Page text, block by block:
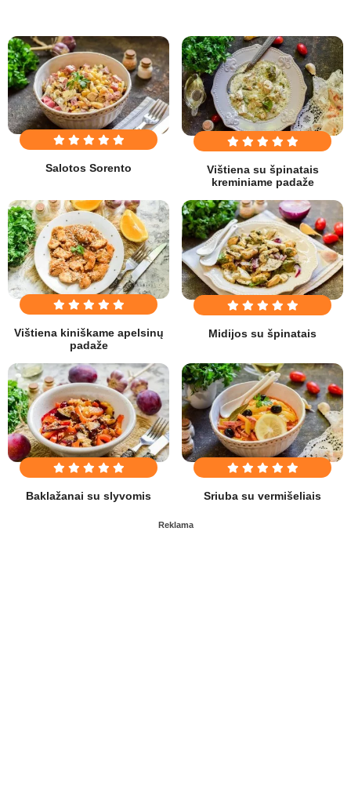
Salotos Sorento
Vištiena su špinatais
kreminiame padaže
Vištiena kiniškame apelsinų
padaže
Midijos su špinatais
Baklažanai su slyvomis Sriuba su vermišeliais
Reklama